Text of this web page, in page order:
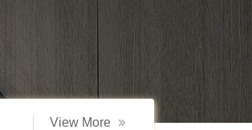
View More